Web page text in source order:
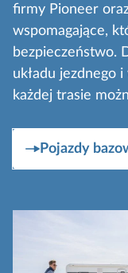
firmy Pioneer
wspomagające,
bezpieczeństwo.
układu jezdnego
każdej trasie
Pojazdy